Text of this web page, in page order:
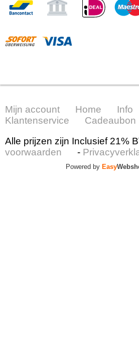
Mijn account Home Info
Klantenservice
Cadeaubon
Alle prijzen zijn Inclusief 21%
voorwaarden
-
Powered by Easy